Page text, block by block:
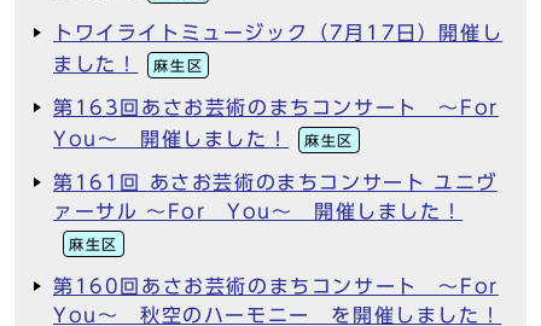
トワイライトミュージック（7月17日）開催し
ました！
麻生区
第163回あさお芸術のまちコンサート ～For
You～ 開催しました！
麻生区
第161回 あさお芸術のまちコンサート ユニヴ
ァーサル ～For You～ 開催しました！
麻生区
第160回あさお芸術のまちコンサート ～For
You～ 秋空のハーモニー を開催しました！